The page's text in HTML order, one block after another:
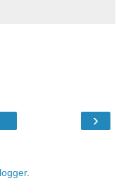
›
.